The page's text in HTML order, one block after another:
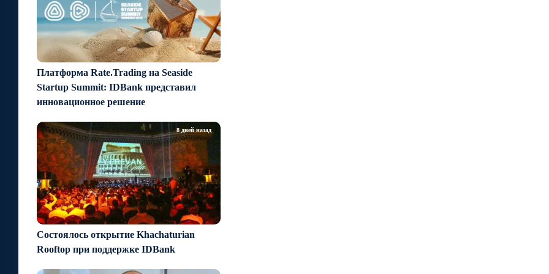
Платформа Rate.Trading на Seaside
Startup Summit: IDBank представил
инновационное решение
Состоялось открытие Khachaturian
Rooftop при поддержке IDBank
8 дней назад